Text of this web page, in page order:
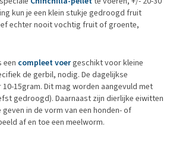
kun je een klein stukje gedroogd fruit
echter nooit vochtig fruit of groente,
een compleet voergeschikt voor kleine
de gerbil, nodig. De dagelijkse
15gram. Dit mag worden aangevuld met
gedroogd). Daarnaast zijn dierlijke eiwitten
in de vorm van een honden- of
af en toe een meelworm.